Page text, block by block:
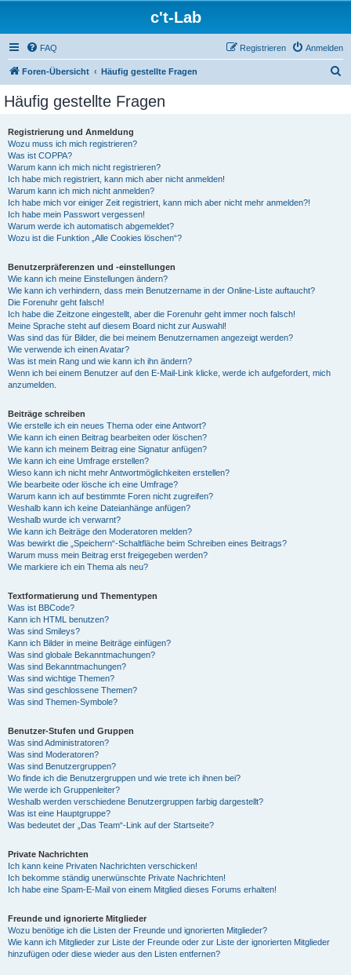
c't-Lab
FAQ Anmelden
Registrieren
Foren-Übersicht Häufig gestellte Fragen
Häufig gestellte Fragen
Registrierung und Anmeldung
Wozu muss ich mich registrieren?
Was ist COPPA?
Warum kann ich mich nicht registrieren?
Ich habe mich registriert, kann mich aber nicht anmelden!
Warum kann ich mich nicht anmelden?
Ich habe mich vor einiger Zeit registriert, kann mich aber nicht mehr anmelden?!
Ich habe mein Passwort vergessen!
Warum werde ich automatisch abgemeldet?
Wozu ist die Funktion „Alle Cookies löschen“?
Benutzerpräferenzen und -einstellungen
Wie kann ich meine Einstellungen ändern?
Wie kann ich verhindern, dass mein Benutzername in der Online-Liste auftaucht?
Die Forenuhr geht falsch!
Ich habe die Zeitzone eingestellt, aber die Forenuhr geht immer noch falsch!
Meine Sprache steht auf diesem Board nicht zur Auswahl!
Was sind das für Bilder, die bei meinem Benutzernamen angezeigt werden?
Wie verwende ich einen Avatar?
Was ist mein Rang und wie kann ich ihn ändern?
Wenn ich bei einem Benutzer auf den E-Mail-Link klicke, werde ich aufgefordert, mich
anzumelden.
Beiträge schreiben
Wie erstelle ich ein neues Thema oder eine Antwort?
Wie kann ich einen Beitrag bearbeiten oder löschen?
Wie kann ich meinem Beitrag eine Signatur anfügen?
Wie kann ich eine Umfrage erstellen?
Wieso kann ich nicht mehr Antwortmöglichkeiten erstellen?
Wie bearbeite oder lösche ich eine Umfrage?
Warum kann ich auf bestimmte Foren nicht zugreifen?
Weshalb kann ich keine Dateianhänge anfügen?
Weshalb wurde ich verwarnt?
Wie kann ich Beiträge den Moderatoren melden?
Was bewirkt die „Speichern“-Schaltfläche beim Schreiben eines Beitrags?
Warum muss mein Beitrag erst freigegeben werden?
Wie markiere ich ein Thema als neu?
Textformatierung und Thementypen
Was ist BBCode?
Kann ich HTML benutzen?
Was sind Smileys?
Kann ich Bilder in meine Beiträge einfügen?
Was sind globale Bekanntmachungen?
Was sind Bekanntmachungen?
Was sind wichtige Themen?
Was sind geschlossene Themen?
Was sind Themen-Symbole?
Benutzer-Stufen und Gruppen
Was sind Administratoren?
Was sind Moderatoren?
Was sind Benutzergruppen?
Wo finde ich die Benutzergruppen und wie trete ich ihnen bei?
Wie werde ich Gruppenleiter?
Weshalb werden verschiedene Benutzergruppen farbig dargestellt?
Was ist eine Hauptgruppe?
Was bedeutet der „Das Team“-Link auf der Startseite?
Private Nachrichten
Ich kann keine Privaten Nachrichten verschicken!
Ich bekomme ständig unerwünschte Private Nachrichten!
Ich habe eine Spam-E-Mail von einem Mitglied dieses Forums erhalten!
Freunde und ignorierte Mitglieder
Wozu benötige ich die Listen der Freunde und ignorierten Mitglieder?
Wie kann ich Mitglieder zur Liste der Freunde oder zur Liste der ignorierten Mitglieder
hinzufügen oder diese wieder aus den Listen entfernen?